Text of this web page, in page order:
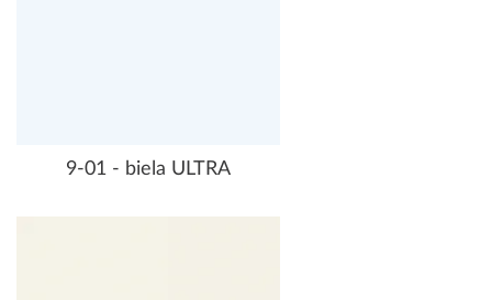
9-01 - biela ULTRA